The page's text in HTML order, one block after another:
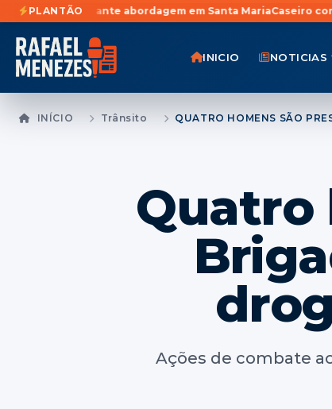
PLANTÃO
abordagem em Santa MariaCaseiro confessa participação
INICIO NOTICIAS
INÍCIO Trânsito
Quatro
Ações de combate